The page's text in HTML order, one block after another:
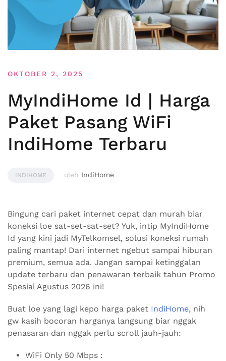
OKTOBER 2, 2025
MyIndiHome Id | Harga
Paket Pasang WiFi
IndiHome Terbaru
INDIHOME oleh IndiHome
Bingung cari paket internet cepat dan murah biar
koneksi loe sat-set-sat-set? Yuk, intip MyIndiHome
Id yang kini jadi MyTelkomsel, solusi koneksi rumah
paling mantap! Dari internet ngebut sampai hiburan
premium, semua ada. Jangan sampai ketinggalan
update terbaru dan penawaran terbaik tahun Promo
Spesial Agustus 2026 ini!
Buat loe yang lagi kepo harga paket IndiHome, nih
gw kasih bocoran harganya langsung biar nggak
penasaran dan nggak perlu scroll jauh-jauh:
WiFi Only 50 Mbps :